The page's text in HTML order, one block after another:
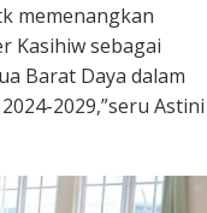
memenangkan
Kasihiw sebagai
Barat Daya dalam
2029,”seru Astini